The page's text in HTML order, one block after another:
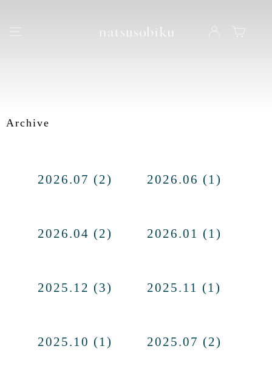
natsusobiku
Archive
2026.07 (2) 2026.06 (1)
2026.04 (2) 2026.01 (1)
2025.12 (3) 2025.11 (1)
2025.10 (1) 2025.07 (2)